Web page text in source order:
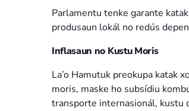
Parlamentu tenke garante
produsaun lokál no redús
Inflasaun no Kustu Moris
La’o Hamutuk preokupa katak
moris, maske ho subsídiu
transporte internasionál, kustu